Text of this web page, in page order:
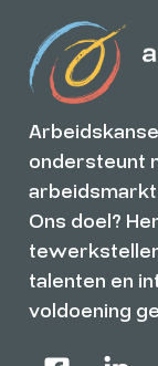
ondersteunt
Ons doel?
talenten en
voldoening